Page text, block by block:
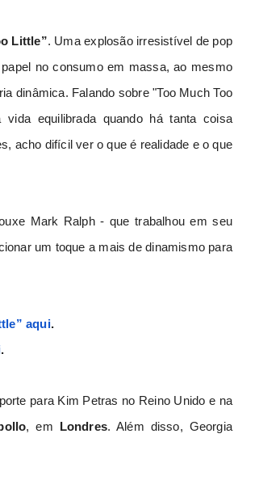
Little”. Uma explosão irresistível de pop
no consumo em massa, ao mesmo
dinâmica. Falando sobre "Too Much Too
equilibrada quando há tanta coisa
acho difícil ver o que é realidade e o que
Mark Ralph - que trabalhou em seu
um toque a mais de dinamismo para
aqui.
.
para Kim Petras no Reino Unido e na
, em Londres. Além disso, Georgia